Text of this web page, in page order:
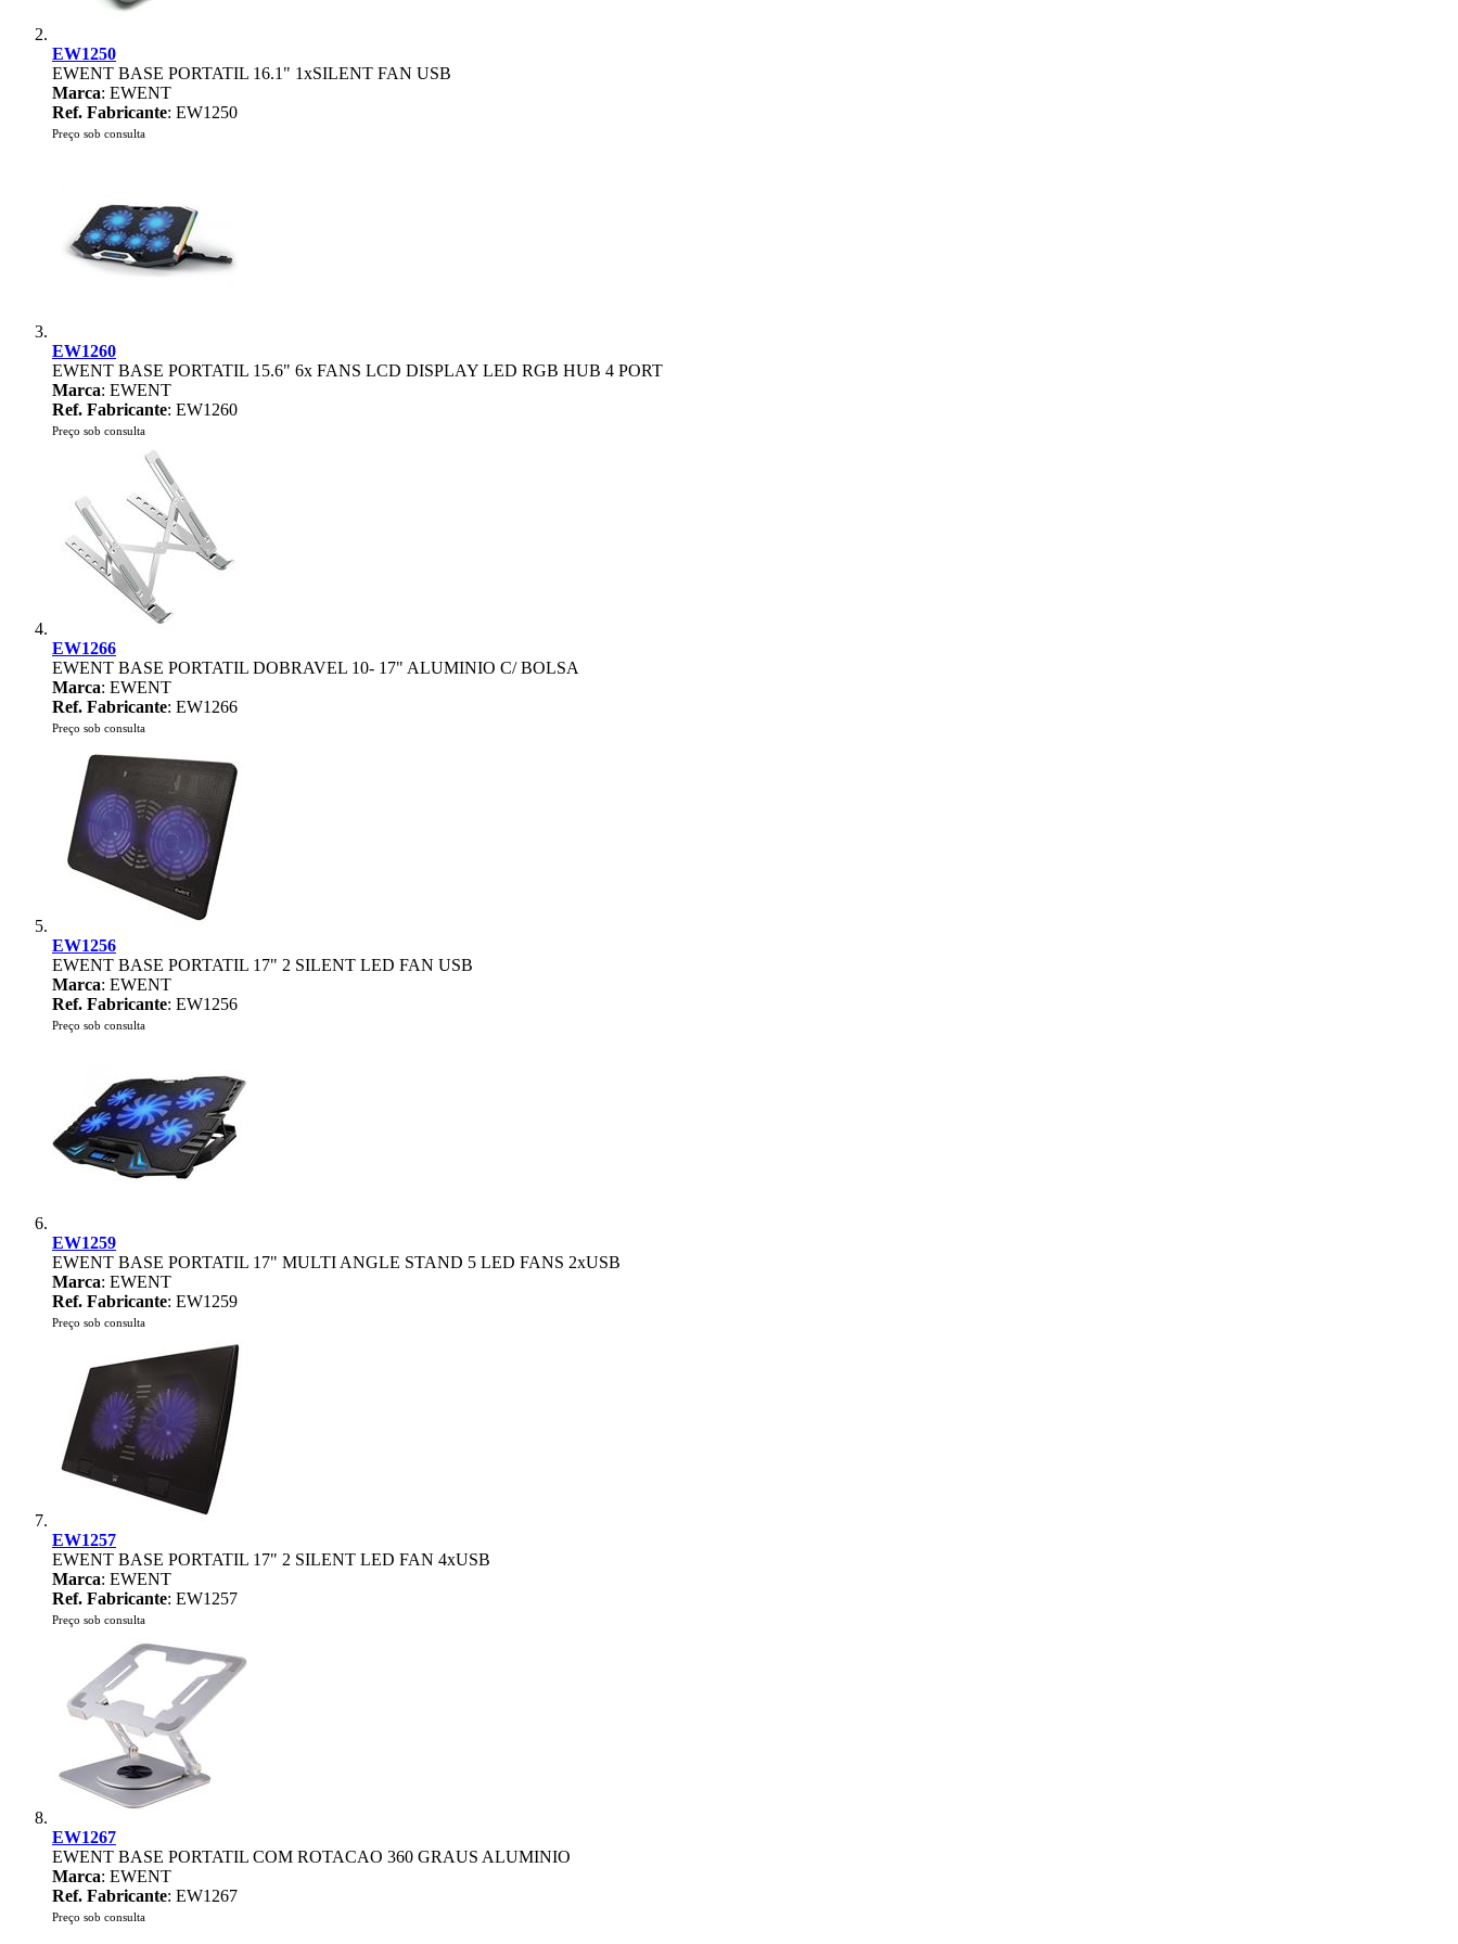
EW1250
EWENT BASE PORTATIL 16.1" 1xSILENT FAN USB
Marca: EWENT
Ref. Fabricante: EW1250
Preço sob consulta
EW1260
EWENT BASE PORTATIL 15.6" 6x FANS LCD DISPLAY LED RGB HUB 4 PORT
Marca: EWENT
Ref. Fabricante: EW1260
Preço sob consulta
EW1266
EWENT BASE PORTATIL DOBRAVEL 10- 17" ALUMINIO C/ BOLSA
Marca: EWENT
Ref. Fabricante: EW1266
Preço sob consulta
EW1256
EWENT BASE PORTATIL 17" 2 SILENT LED FAN USB
Marca: EWENT
Ref. Fabricante: EW1256
Preço sob consulta
EW1259
EWENT BASE PORTATIL 17" MULTI ANGLE STAND 5 LED FANS 2xUSB
Marca: EWENT
Ref. Fabricante: EW1259
Preço sob consulta
EW1257
EWENT BASE PORTATIL 17" 2 SILENT LED FAN 4xUSB
Marca: EWENT
Ref. Fabricante: EW1257
Preço sob consulta
EW1267
EWENT BASE PORTATIL COM ROTACAO 360 GRAUS ALUMINIO
Marca: EWENT
Ref. Fabricante: EW1267
Preço sob consulta